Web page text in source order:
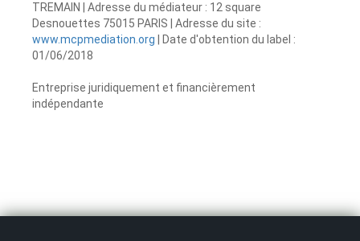
TREMAIN | Adresse du médiateur : 12 square
Desnouettes 75015 PARIS | Adresse du site :
www.mcpmediation.org | Date d'obtention du label :
01/06/2018
Entreprise juridiquement et financièrement
indépendante